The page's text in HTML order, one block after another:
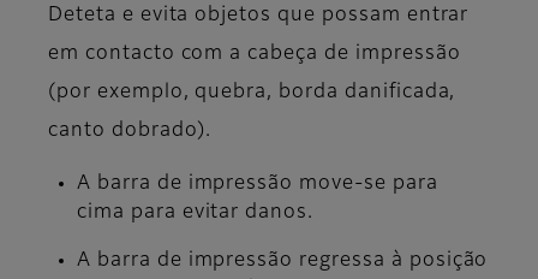
Deteta e evita objetos que possam entrar
em contacto com a cabeça de impressão
(por exemplo, quebra, borda danificada,
canto dobrado).
A barra de impressão move-se para
cima para evitar danos.
A barra de impressão regressa à posição